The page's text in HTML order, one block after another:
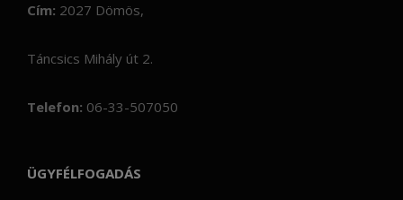
Cím: 2027 Dömös,
Táncsics Mihály út 2.
Telefon: 06-33-507050
ÜGYFÉLFOGADÁS